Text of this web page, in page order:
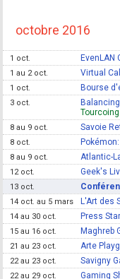
octobre 2016
1 oct. EvenLAN
1 au 2 oct. Virtual
1 oct. Bourse
3 oct.
Tourcoing
8 au 9 oct. Savoie
8 oct.
8 au 9 oct. Atlantic-
12 oct. Geek's
13 oct.
14 oct. au 5 mars L'Art des
14 au 30 oct. Press
15 au 16 oct. Maghreb
21 au 23 oct. Arte
22 au 23 oct. Savigny
22 au 29 oct. Gaming